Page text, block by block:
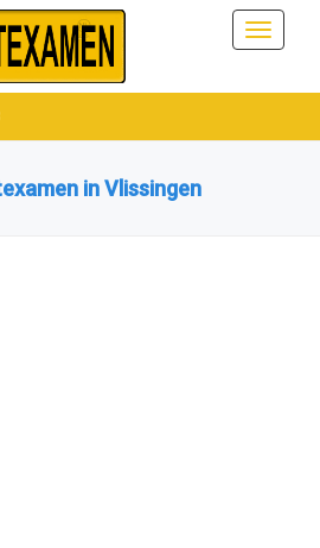
Menu
in Vlissingen